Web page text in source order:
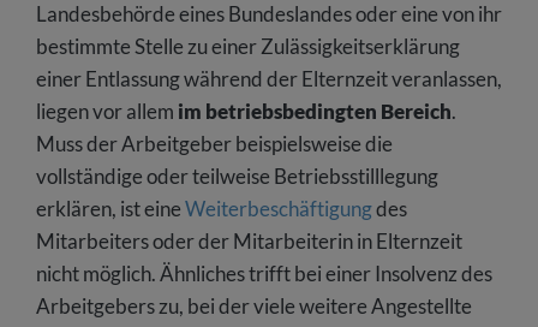
Landesbehörde eines Bundeslandes oder eine von ihr
bestimmte Stelle zu einer Zulässigkeitserklärung
einer Entlassung während der Elternzeit veranlassen,
liegen vor allem im betriebsbedingten Bereich.
Muss der Arbeitgeber beispielsweise die
vollständige oder teilweise Betriebsstilllegung
erklären, ist eineWeiterbeschäftigungdes
Mitarbeiters oder der Mitarbeiterin in Elternzeit
nicht möglich. Ähnliches trifft bei einer Insolvenz des
Arbeitgebers zu, bei der viele weitere Angestellte